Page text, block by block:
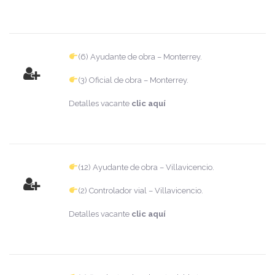
(6) Ayudante de obra – Monterrey.
(3) Oficial de obra – Monterrey.
Detalles vacante clic aquí
(12) Ayudante de obra – Villavicencio.
(2) Controlador vial – Villavicencio.
Detalles vacante clic aquí